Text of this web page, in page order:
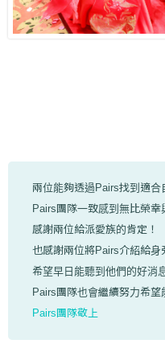
兩位能夠透過Pairs找到適合
Pairs團隊一致感到無比榮幸
感謝兩位給派愛族的肯定！
也感謝兩位將Pairs介紹給身
希望早日能聽到他們的好消
Pairs團隊也會繼續努力希
Pairs團隊敬上